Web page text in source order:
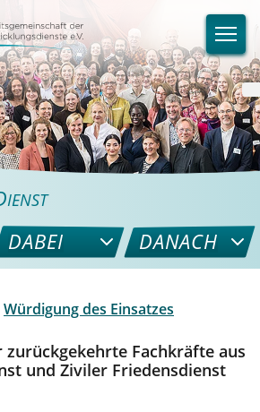
IENST
DABEI DANACH
Würdigung des Einsatzes
Fachkräfte aus
und Ziviler Friedensdienst